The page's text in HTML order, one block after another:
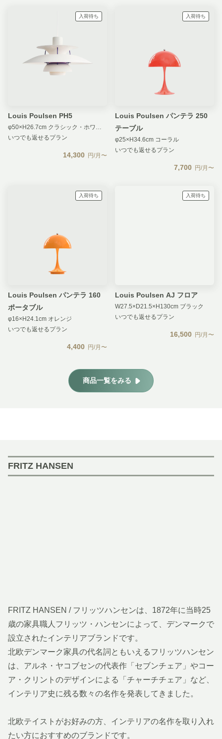
入荷待ち
Louis Poulsen PH5
φ50×H26.7cm クラシック・ホワイト
いつでも返せるプラン
14,300 円/月〜
入荷待ち
Louis Poulsen パンテラ 250
テーブル
φ25×H34.6cm コーラル
いつでも返せるプラン
7,700 円/月〜
入荷待ち
Louis Poulsen パンテラ 160
ポータブル
φ16×H24.1cm オレンジ
いつでも返せるプラン
4,400 円/月〜
入荷待ち
Louis Poulsen AJ フロア
W27.5×D21.5×H130cm ブラック
いつでも返せるプラン
16,500 円/月〜
商品一覧をみる
FRITZ HANSEN
FRITZ HANSEN / フリッツハンセンは、1872年に当時25
歳の家具職人フリッツ・ハンセンによって、デンマークで
設立されたインテリアブランドです。
北欧デンマーク家具の代名詞ともいえるフリッツハンセン
は、アルネ・ヤコブセンの代表作「セブンチェア」やコー
ア・クリントのデザインによる「チャーチチェア」など、
インテリア史に残る数々の名作を発表してきました。
北欧テイストがお好みの方、インテリアの名作を取り入れ
たい方におすすめのブランドです。